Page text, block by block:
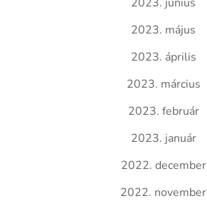
2023. május
2023. április
2023. március
2023. február
2023. január
2022. december
2022. november